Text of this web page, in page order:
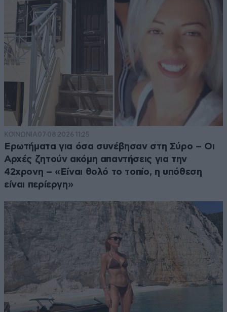
ΚΟΙΝΩΝΙΑ07·08·2026 11:25
Ερωτήματα για όσα συνέβησαν στη Σύρο – Οι
Αρχές ζητούν ακόμη απαντήσεις για την
42χρονη – «Είναι θολό το τοπίο, η υπόθεση
είναι περίεργη»